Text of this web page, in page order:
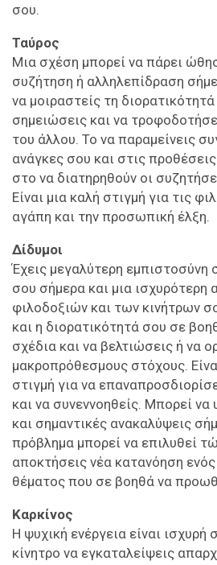
σου.
Ταύρος
Μια σχέση μπορεί να πάρει
συζήτηση ή αλληλεπίδραση
να μοιραστείς τη
σημειώσεις και να
του άλλου. Το να παραμείνεις
ανάγκες σου και στις
στο να διατηρηθούν οι
Είναι μια καλή στιγμή για τις
αγάπη και την προσωπική έλξη.
Δίδυμοι
Έχεις μεγαλύτερη εμπιστοσύνη
σου σήμερα και μια ισχυρότερη
φιλοδοξιών και των κινήτρων
και η διορατικότητά σου σε
σχέδια και να βελτιώσεις ή να
μακροπρόθεσμους στόχους.
στιγμή για να
και να συνεννοηθείς. Μπορεί να
και σημαντικές ανακαλύψεις
πρόβλημα μπορεί να επιλυθεί
αποκτήσεις νέα κατανόηση
θέματος που σε βοηθά να
Καρκίνος
Η ψυχική ενέργεια είναι ισχυρή
κίνητρο να εγκαταλείψεις